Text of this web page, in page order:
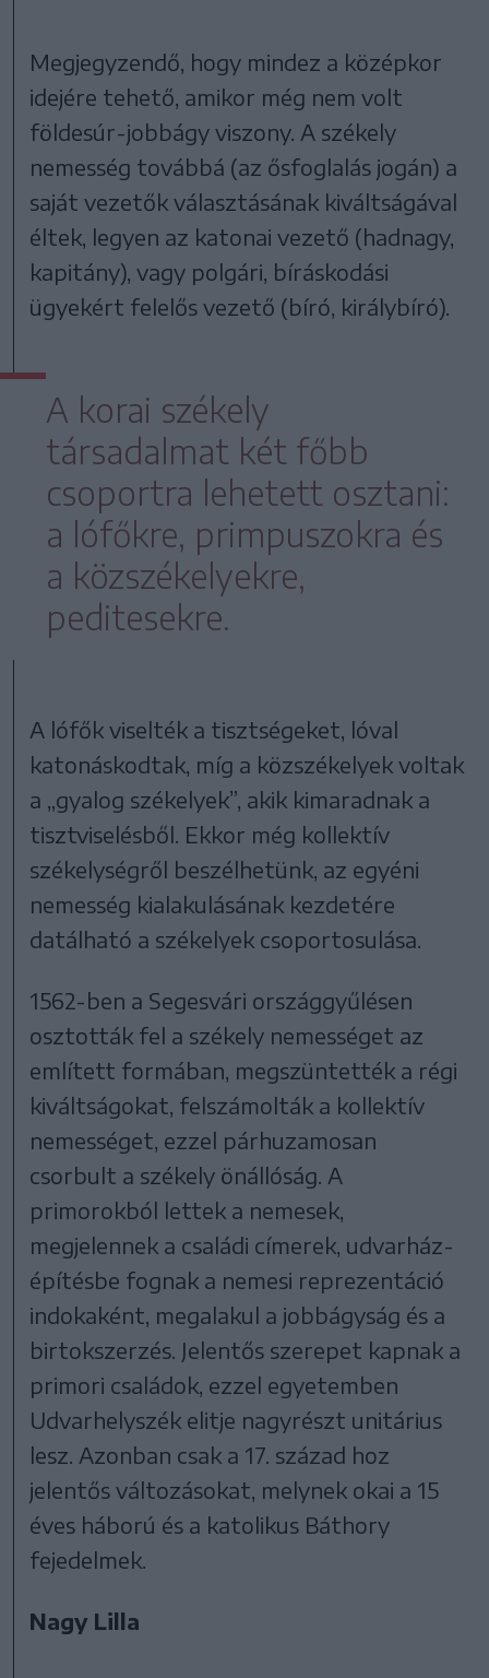
Megjegyzendő, hogy mindez a középkor
idejére tehető, amikor még nem volt
földesúr-jobbágy viszony. A székely
nemesség továbbá (az ősfoglalás jogán) a
saját vezetők választásának kiváltságával
éltek, legyen az katonai vezető (hadnagy,
kapitány), vagy polgári, bíráskodási
ügyekért felelős vezető (bíró, királybíró).
A korai székely
társadalmat két főbb
csoportra lehetett osztani:
a lófőkre, primpuszokra és
a közszékelyekre,
peditesekre.
A lófők viselték a tisztségeket, lóval
katonáskodtak, míg a közszékelyek voltak
a „gyalog székelyek”, akik kimaradnak a
tisztviselésből. Ekkor még kollektív
székelységről beszélhetünk, az egyéni
nemesség kialakulásának kezdetére
datálható a székelyek csoportosulása.
1562-ben a Segesvári országgyűlésen
osztották fel a székely nemességet az
említett formában, megszüntették a régi
kiváltságokat, felszámolták a kollektív
nemességet, ezzel párhuzamosan
csorbult a székely önállóság. A
primorokból lettek a nemesek,
megjelennek a családi címerek, udvarház-
építésbe fognak a nemesi reprezentáció
indokaként, megalakul a jobbágyság és a
birtokszerzés. Jelentős szerepet kapnak a
primori családok, ezzel egyetemben
Udvarhelyszék elitje nagyrészt unitárius
lesz. Azonban csak a 17. század hoz
jelentős változásokat, melynek okai a 15
éves háború és a katolikus Báthory
fejedelmek.
Nagy Lilla